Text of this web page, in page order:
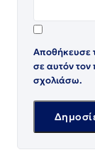
Αποθήκευσε
σε αυτόν
σχολιάσω.